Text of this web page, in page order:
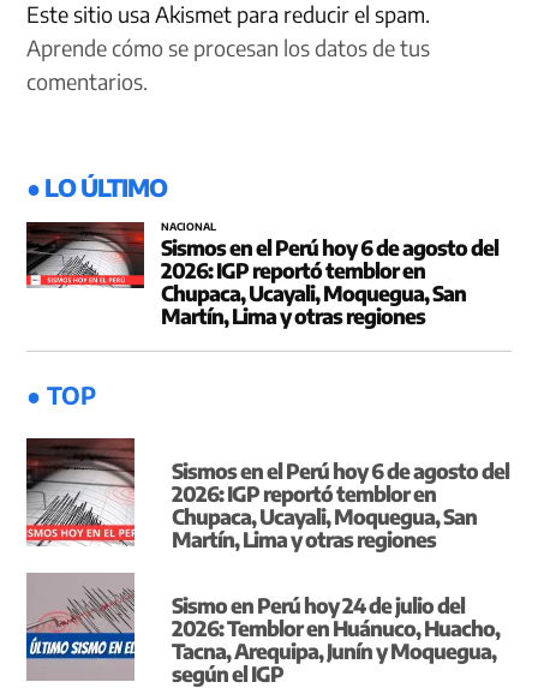
Este sitio usa Akismet para reducir el spam.
Aprende cómo se procesan los datos de tus
comentarios.
● LO ÚLTIMO
NACIONAL
Sismos en el Perú hoy 6 de agosto del
2026: IGP reportó temblor en
Chupaca, Ucayali, Moquegua, San
Martín, Lima y otras regiones
● TOP
Sismos en el Perú hoy 6 de agosto del
2026: IGP reportó temblor en
Chupaca, Ucayali, Moquegua, San
Martín, Lima y otras regiones
Sismo en Perú hoy 24 de julio del
2026: Temblor en Huánuco, Huacho,
Tacna, Arequipa, Junín y Moquegua,
según el IGP